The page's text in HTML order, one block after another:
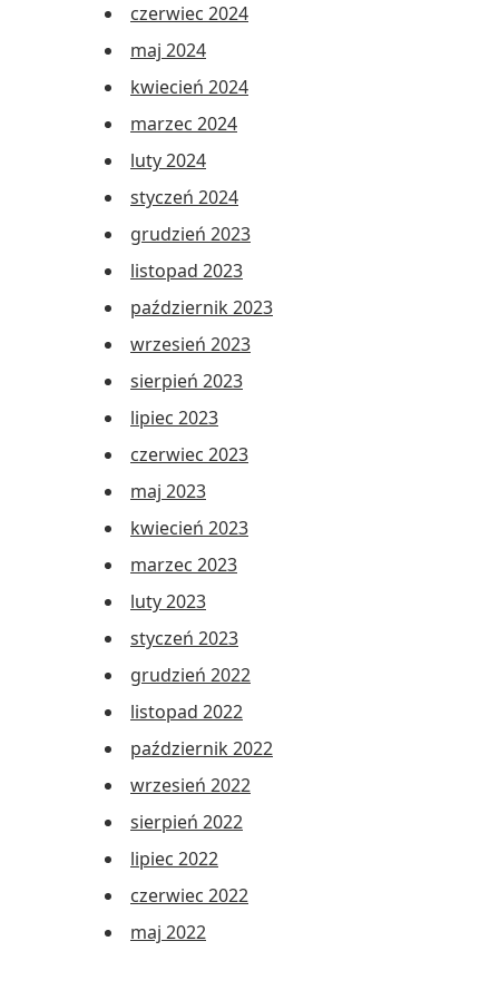
czerwiec 2024
maj 2024
kwiecień 2024
marzec 2024
luty 2024
styczeń 2024
grudzień 2023
listopad 2023
październik 2023
wrzesień 2023
sierpień 2023
lipiec 2023
czerwiec 2023
maj 2023
kwiecień 2023
marzec 2023
luty 2023
styczeń 2023
grudzień 2022
listopad 2022
październik 2022
wrzesień 2022
sierpień 2022
lipiec 2022
czerwiec 2022
maj 2022